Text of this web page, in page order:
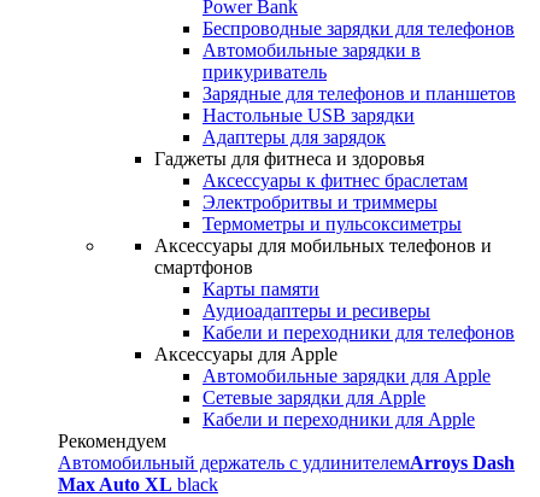
Power Bank
Беспроводные зарядки для телефонов
Автомобильные зарядки в
прикуриватель
Зарядные для телефонов и планшетов
Настольные USB зарядки
Адаптеры для зарядок
Гаджеты для фитнеса и здоровья
Аксессуары к фитнес браслетам
Электробритвы и триммеры
Термометры и пульсоксиметры
Аксессуары для мобильных телефонов и
смартфонов
Карты памяти
Аудиоадаптеры и ресиверы
Кабели и переходники для телефонов
Аксессуары для Apple
Автомобильные зарядки для Apple
Сетевые зарядки для Apple
Кабели и переходники для Apple
Рекомендуем
Автомобильный держатель с удлинителемArroys Dash
Max Auto XL black